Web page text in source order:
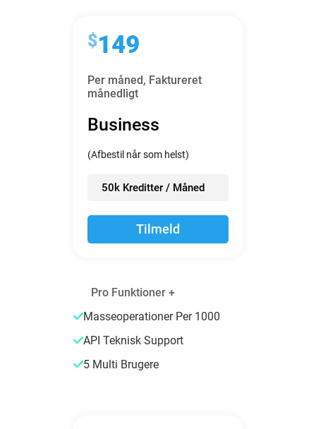
$149
Per måned, Faktureret
månedligt
Business
(Afbestil når som helst)
50k Kreditter / Måned
Tilmeld
Pro Funktioner +
Masseoperationer Per 1000
API Teknisk Support
5 Multi Brugere